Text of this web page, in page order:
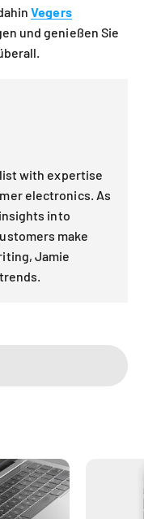
Vegers
und genießen Sie
with expertise
electronics. As
into
make
Jamie